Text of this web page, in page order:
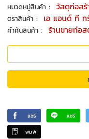
หมวดหมู่สินค้า : วัสดุก่อสร้
ตราสินค้า : เอ แอนด์ ที
คำค้นสินค้า : ร้านขายท่อ
แชร์ แชร์
พิมพ์